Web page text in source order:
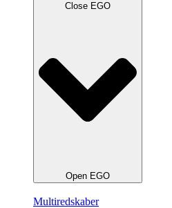
Close EGO
Open EGO
Multiredskaber